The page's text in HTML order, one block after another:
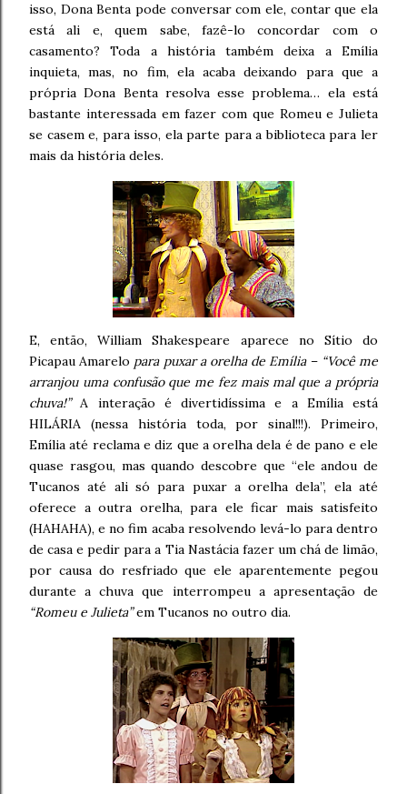
isso, Dona Benta pode conversar com ele, contar que ela
está ali e, quem sabe, fazê-lo concordar com o
casamento? Toda a história também deixa a Emília
inquieta, mas, no fim, ela acaba deixando para que a
própria Dona Benta resolva esse problema… ela está
bastante interessada em fazer com que Romeu e Julieta
se casem e, para isso, ela parte para a biblioteca para ler
mais da história deles.
E, então, William Shakespeare aparece no Sítio do
Picapau Amarelo para puxar a orelha de Emília– “Você me
arranjou uma confusão que me fez mais mal que a própria
chuva!”A interação é divertidíssima e a Emília está
HILÁRIA (nessa história toda, por sinal!!!). Primeiro,
Emília até reclama e diz que a orelha dela é de pano e ele
quase rasgou, mas quando descobre que “ele andou de
Tucanos até ali só para puxar a orelha dela”, ela até
oferece a outra orelha, para ele ficar mais satisfeito
(HAHAHA), e no fim acaba resolvendo levá-lo para dentro
de casa e pedir para a Tia Nastácia fazer um chá de limão,
por causa do resfriado que ele aparentemente pegou
durante a chuva que interrompeu a apresentação de
“Romeu e Julieta”em Tucanos no outro dia.